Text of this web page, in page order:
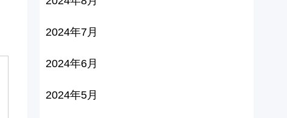
2024年7月
2024年6月
2024年5月